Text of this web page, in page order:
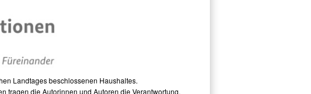
Landtages beschlossenen Haushaltes.
tragen die Autorinnen und Autoren die Verantwortung.